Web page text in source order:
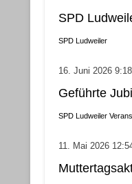
SPD
SPD Ludweiler
16. Juni 2026 9:18
Geführte
SPD Ludweiler
11. Mai 2026